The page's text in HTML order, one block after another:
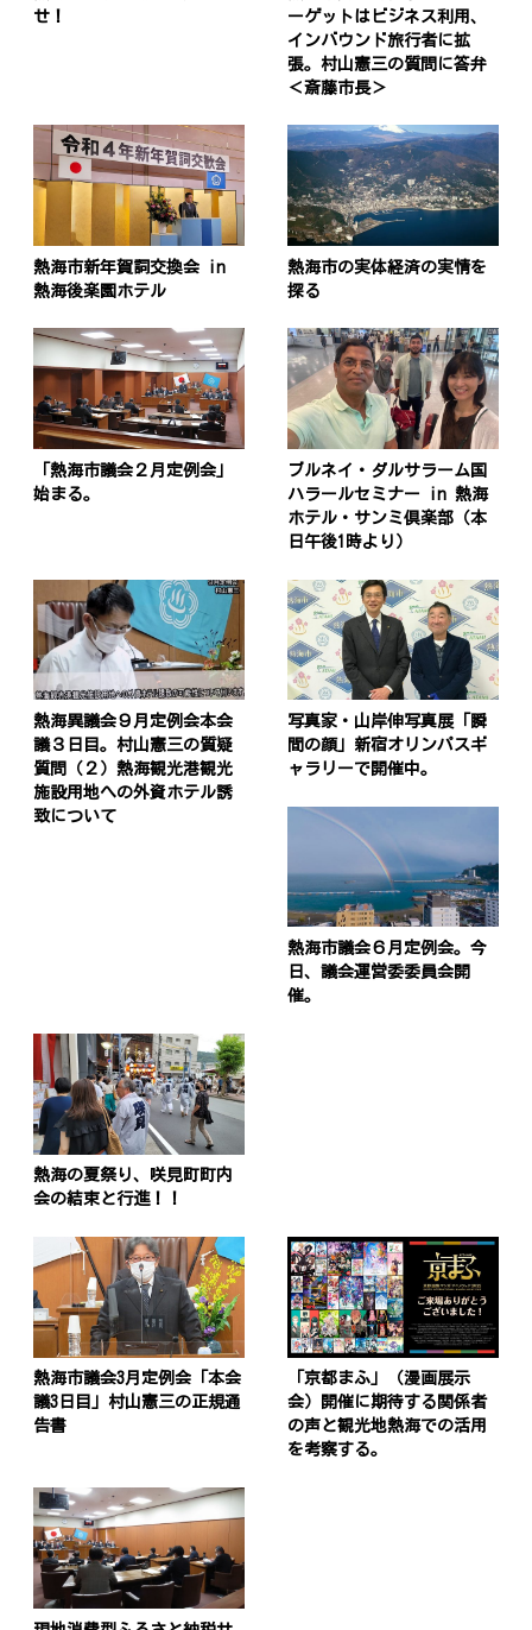
せ！
ーゲットはビジネス利用、
インバウンド旅行者に拡
張。村山憲三の質問に答弁
＜斎藤市長＞
熱海市新年賀詞交換会 in
熱海後楽園ホテル
熱海市の実体経済の実情を
探る
「熱海市議会２月定例会」
始まる。
ブルネイ・ダルサラーム国
ハラールセミナー in 熱海
ホテル・サンミ倶楽部（本
日午後1時より）
熱海異議会９月定例会本会
議３日目。村山憲三の質疑
質問（２）熱海観光港観光
施設用地への外資ホテル誘
致について
写真家・山岸伸写真展「瞬
間の顔」新宿オリンパスギ
ャラリーで開催中。
熱海市議会６月定例会。今
日、議会運営委委員会開
催。
熱海の夏祭り、咲見町町内
会の結束と行進！！
熱海市議会3月定例会「本会
議3日目」村山憲三の正規通
告書
「京都まふ」（漫画展示
会）開催に期待する関係者
の声と観光地熱海での活用
を考察する。